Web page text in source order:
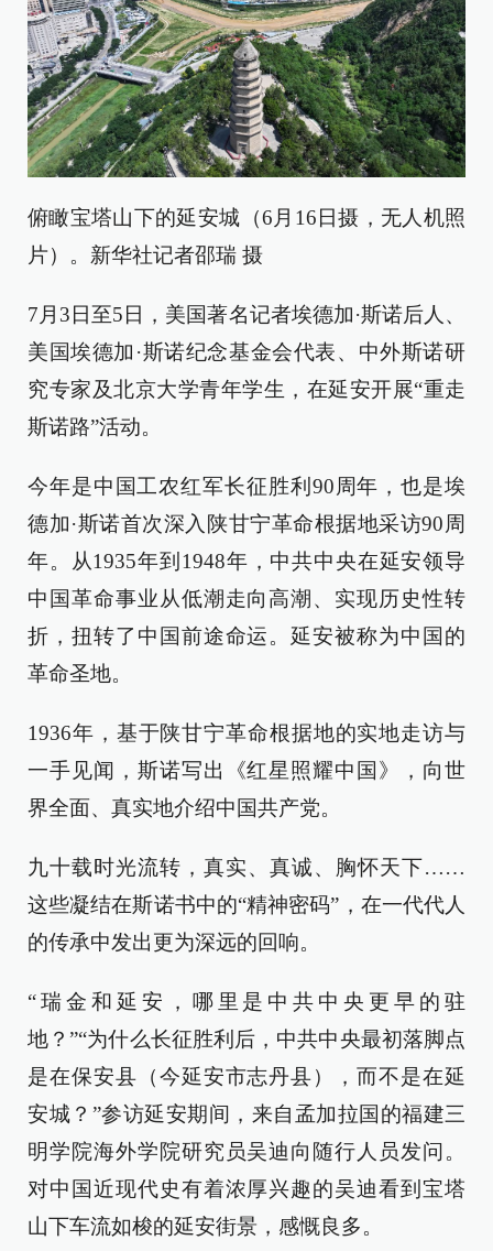
俯瞰宝塔山下的延安城（6月16日摄，无人机照
片）。新华社记者邵瑞 摄
7月3日至5日，美国著名记者埃德加·斯诺后人、
美国埃德加·斯诺纪念基金会代表、中外斯诺研
究专家及北京大学青年学生，在延安开展“重走
斯诺路”活动。
今年是中国工农红军长征胜利90周年，也是埃
德加·斯诺首次深入陕甘宁革命根据地采访90周
年。从1935年到1948年，中共中央在延安领导
中国革命事业从低潮走向高潮、实现历史性转
折，扭转了中国前途命运。延安被称为中国的
革命圣地。
1936年，基于陕甘宁革命根据地的实地走访与
一手见闻，斯诺写出《红星照耀中国》，向世
界全面、真实地介绍中国共产党。
九十载时光流转，真实、真诚、胸怀天下……
这些凝结在斯诺书中的“精神密码”，在一代代人
的传承中发出更为深远的回响。
“瑞金和延安，哪里是中共中央更早的驻
地？”“为什么长征胜利后，中共中央最初落脚点
是在保安县（今延安市志丹县），而不是在延
安城？”参访延安期间，来自孟加拉国的福建三
明学院海外学院研究员吴迪向随行人员发问。
对中国近现代史有着浓厚兴趣的吴迪看到宝塔
山下车流如梭的延安街景，感慨良多。